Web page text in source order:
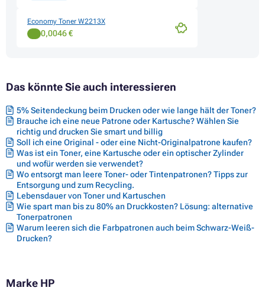
Economy Toner W2213X
0,0046 €
Das könnte Sie auch interessieren
5% Seitendeckung beim Drucken oder wie lange hält der Toner?
Brauche ich eine neue Patrone oder Kartusche? Wählen Sie
richtig und drucken Sie smart und billig
Soll ich eine Original - oder eine Nicht-Originalpatrone kaufen?
Was ist ein Toner, eine Kartusche oder ein optischer Zylinder
und wofür werden sie verwendet?
Wo entsorgt man leere Toner- oder Tintenpatronen? Tipps zur
Entsorgung und zum Recycling.
Lebensdauer von Toner und Kartuschen
Wie spart man bis zu 80% an Druckkosten? Lösung: alternative
Tonerpatronen
Warum leeren sich die Farbpatronen auch beim Schwarz-Weiß-
Drucken?
Marke HP